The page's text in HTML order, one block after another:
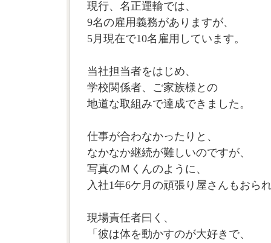
現行、名正運輸では、
9名の雇用義務がありますが、
5月現在で10名雇用しています。
当社担当者をはじめ、
学校関係者、ご家族様との
地道な取組みで達成できました。
仕事が合わなかったりと、
なかなか継続が難しいのですが、
写真のＭくんのように、
入社1年6ケ月の頑張り屋さんもおら
現場責任者曰く、
「彼は体を動かすのが大好きで、